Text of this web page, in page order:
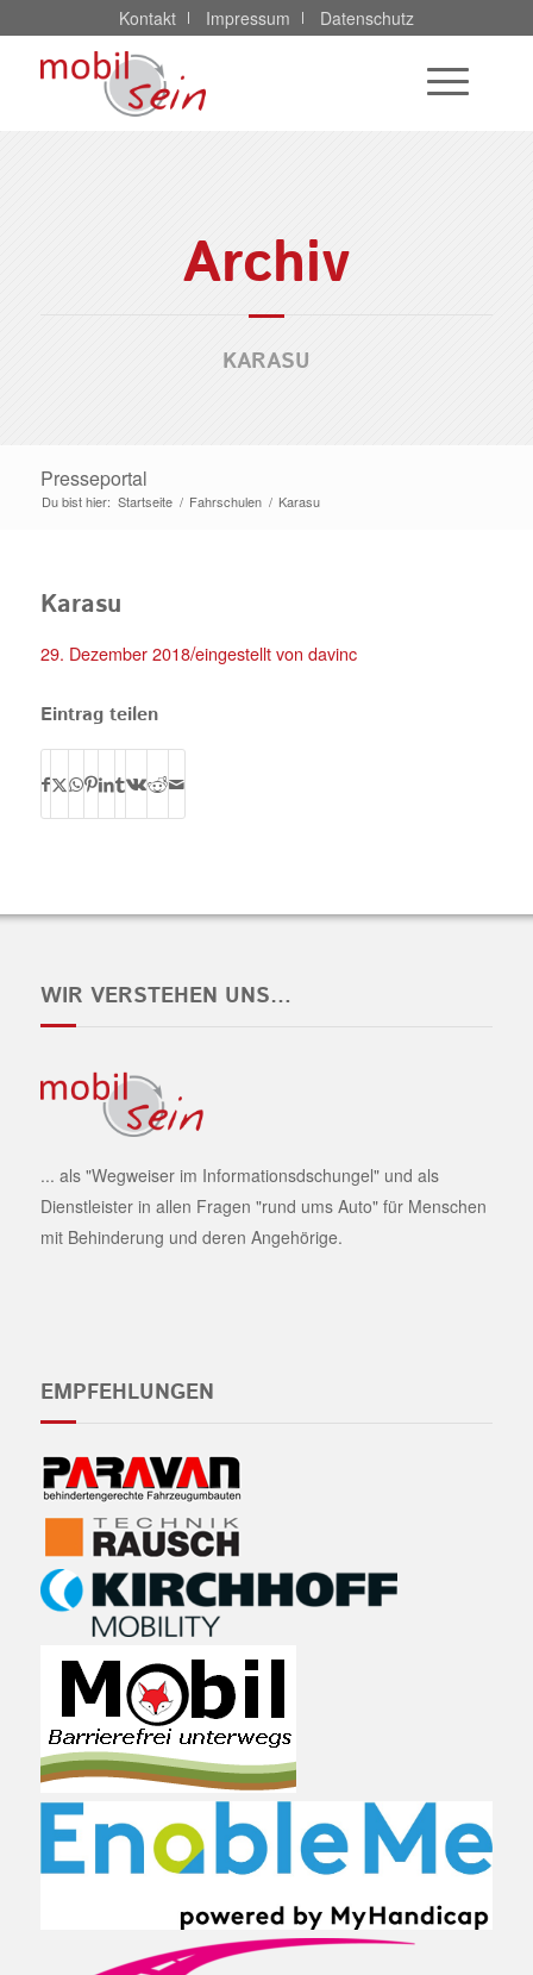
Kontakt Impressum Datenschutz
Archiv
KARASU
Presseportal
Du bist hier: Startseite / Fahrschulen / Karasu
Karasu
29. Dezember 2018/eingestellt von davinc
Eintrag teilen
WIR VERSTEHEN UNS…
... als "Wegweiser im Informationsdschungel" und als
Dienstleister in allen Fragen "rund ums Auto" für Menschen
mit Behinderung und deren Angehörige.
EMPFEHLUNGEN